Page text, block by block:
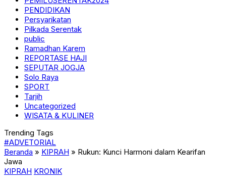
PENDIDIKAN
Persyarikatan
Pilkada Serentak
public
Ramadhan Karem
REPORTASE HAJI
SEPUTAR JOGJA
Solo Raya
SPORT
Tarjih
Uncategorized
WISATA & KULINER
Trending Tags
#ADVETORIAL
Beranda » KIPRAH » Rukun: Kunci Harmoni dalam Kearifan
Jawa
KIPRAH KRONIK